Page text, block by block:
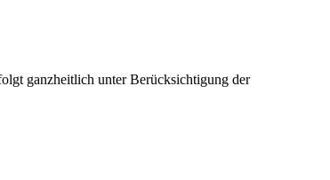
ganzheitlich unter Berücksichtigung der